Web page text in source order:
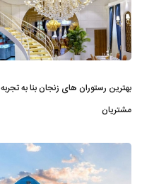
بهترین رستوران های زنجان بنا به تجربه
مشتریان